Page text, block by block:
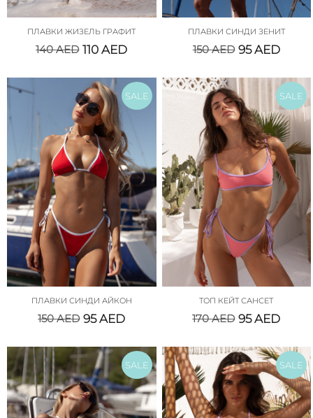
ПЛАВКИ ЖИЗЕЛЬ ГРАФИТ
140AED 110AED
ПЛАВКИ СИНДИ ЗЕНИТ
150AED 95AED
SALE
ПЛАВКИ СИНДИ АЙКОН
150AED 95AED
SALE
ТОП КЕЙТ САНСЕТ
170AED 95AED
SALE SALE